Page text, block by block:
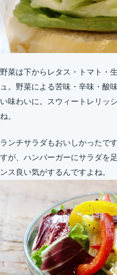
野菜は下からレタス・トマト・
ュ。野菜による苦味・辛味・酸
い味わいに。スウィートレリッ
ね。
ランチサラダもおいしかったで
すが、ハンバーガーにサラダを
ンス良い気がするんですよね。